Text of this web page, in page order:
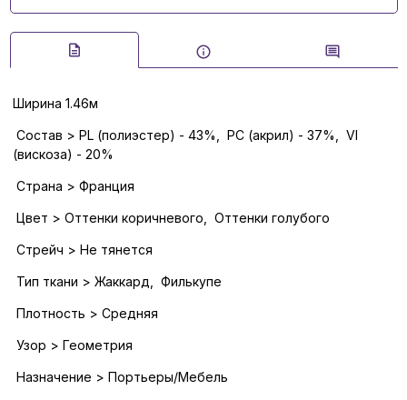
Ширина 1.46м
Состав > PL (полиэстер) - 43%, PC (акрил) - 37%, VI
(вискоза) - 20%
Страна > Франция
Цвет > Оттенки коричневого, Оттенки голубого
Стрейч > Не тянется
Тип ткани > Жаккард, Филькупе
Плотность > Средняя
Узор > Геометрия
Назначение > Портьеры/Мебель